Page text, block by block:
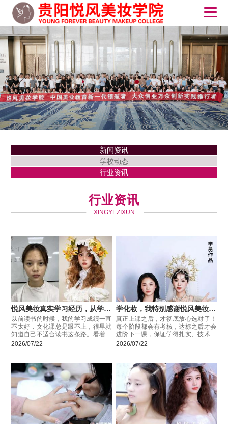
新闻资讯
学校动态
行业资讯
行业资讯
XINGYEZIXUN
悦风美妆真实学习经历，从学渣
逆袭！
以前读书的时候，我的学习成绩一直
不太好，文化课总是跟不上，很早就
知道自己不适合读书这条路。看着身
边的人各有出路，我其实特别迷茫，
2026/07/22
学化妆，我特别感谢悦风美妆学
院
真正上课之后，才彻底放心选对了！
每个阶段都会有考核，达标之后才会
进阶下一课，保证学得扎实、技术过
硬，不会浑水摸鱼混毕业。平时课后
很及时，
2026/07/22